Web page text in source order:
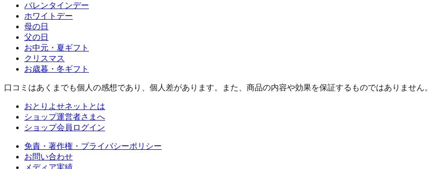
バレンタインデー
ホワイトデー
母の日
父の日
お中元・夏ギフト
クリスマス
お歳暮・冬ギフト
口コミはあくまでも個人の感想であり、個人差があります。また、商品の内容や効果を保証するものではありません。
おとりよせネットとは
ショップ運営者さまへ
ショップ会員ログイン
免責・著作権・プライバシーポリシー
お問い合わせ
メディア実績